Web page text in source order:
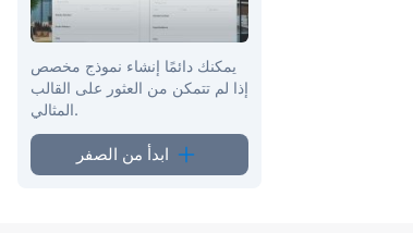
يمكنك دائمًا إنشاء نموذج مخصص
إذا لم تتمكن من العثور على القالب
المثالي.
ابدأ من الصفر